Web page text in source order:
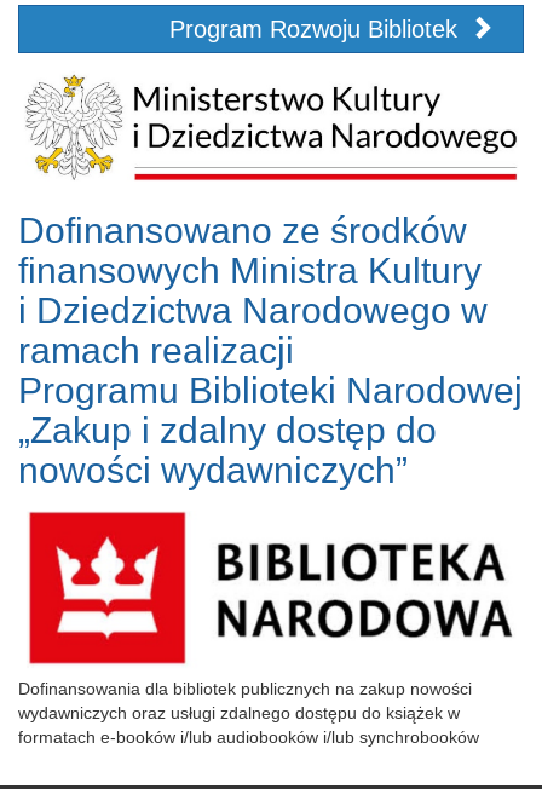
Program Rozwoju Bibliotek
Dofinansowano ze środków
finansowych Ministra Kultury
i Dziedzictwa Narodowego w
ramach realizacji
Programu Biblioteki Narodowej
„Zakup i zdalny dostęp do
nowości wydawniczych”
Dofinansowania dla bibliotek publicznych na zakup nowości
wydawniczych oraz usługi zdalnego dostępu do książek w
formatach e-booków i/lub audiobooków i/lub synchrobooków